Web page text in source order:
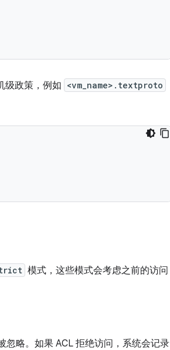
级政策，例如 <vm_name>.textproto
模式，这些模式会考虑之前的访问
忽略。如果 ACL 拒绝访问，系统会记录